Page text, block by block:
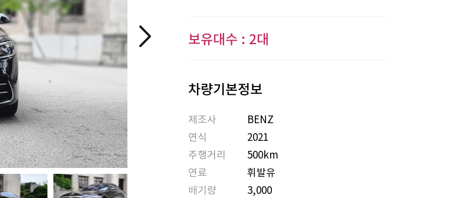
보유대수 : 2대
차량기본정보
제조사
BENZ
연식
2021
주행거리
500km
연료
휘발유
배기량
3,000